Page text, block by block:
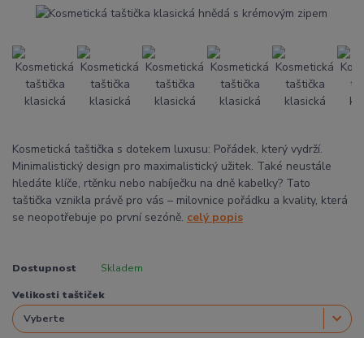
Kosmetická taštička s dotekem luxusu: Pořádek, který vydrží.
Minimalistický design pro maximalistický užitek. Také neustále
hledáte klíče, rtěnku nebo nabíječku na dně kabelky? Tato
taštička vznikla právě pro vás – milovnice pořádku a kvality, která
se neopotřebuje po první sezóně. celý popis
Dostupnost Skladem
Velikosti taštiček